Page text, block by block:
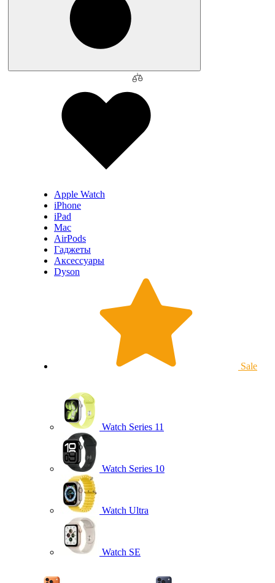
Apple Watch
iPhone
iPad
Mac
AirPods
Гаджеты
Аксессуары
Dyson
Sale
Watch Series 11
Watch Series 10
Watch Ultra
Watch SE